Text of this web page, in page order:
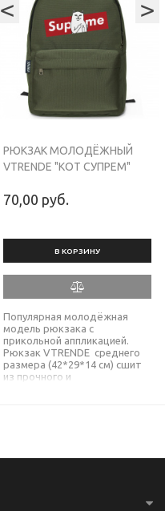
любого возраста и для
любых целей.
< >
РЮКЗАК МОЛОДЁЖНЫЙ
VTRENDE "КОТ СУПРЕМ"
70,00 руб.
В КОРЗИНУ
Популярная молодёжная
модель рюкзака с
прикольной аппликацией.
Рюкзак VTRENDE среднего
размера (42*29*14 см) сшит
из прочного и
для парней и девушек